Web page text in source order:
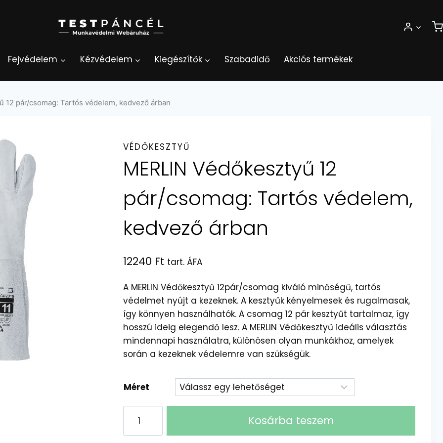
Fejvédelem Kézvédelem Kiegészítők Szabadidő Akciós termékek
12 pár/csomag: Tartós védelem, kedvező árban
VÉDŐKESZTYŰ
MERLIN Védőkesztyű 12
pár/csomag: Tartós védelem,
kedvező árban
12240 Ft tart. ÁFA
A MERLIN Védőkesztyű 12pár/csomag kiváló minőségű, tartós
védelmet nyújt a kezeknek. A kesztyűk kényelmesek és rugalmasak,
így könnyen használhatók. A csomag 12 pár kesztyűt tartalmaz, így
hosszú ideig elegendő lesz. A MERLIN Védőkesztyű ideális választás
mindennapi használatra, különösen olyan munkákhoz, amelyek
során a kezeknek védelemre van szükségük.
Méret
Védőkesztyű
12
Kosárba teszem